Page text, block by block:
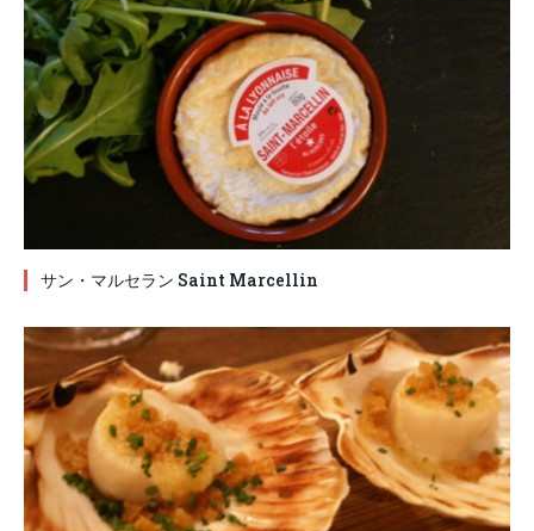
サン・マルセラン Saint Marcellin